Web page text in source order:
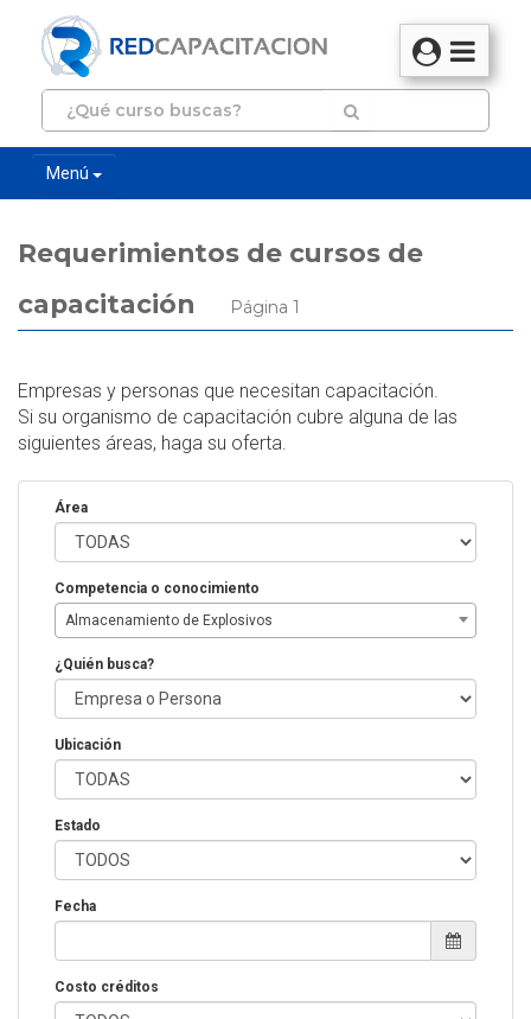
Menú
Requerimientos de cursos de
capacitación
Página 1
Empresas y personas que necesitan capacitación.
Si su organismo de capacitación cubre alguna de las
siguientes áreas, haga su oferta.
Área
Competencia o conocimiento
Almacenamiento de Explosivos
¿Quién busca?
Ubicación
Estado
Fecha
Costo créditos